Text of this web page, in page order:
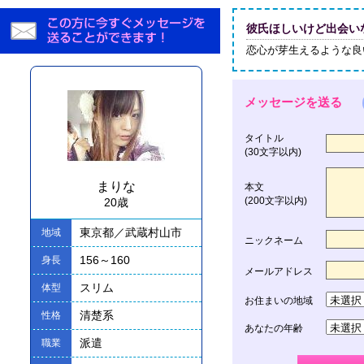
まりな
20歳
地域 東京都／武蔵村山市
身長 156～160
体型 スリム
性格 清楚系
職業 派遣
彼氏ほしいけど出会
恋心が芽生えるような
メッセージを送る
タイトル
(30文字以内)
本文
(200文字以内)
ニックネーム
メールアドレス
お住まいの地域
あなたの年齢